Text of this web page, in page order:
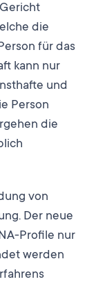
die
für das
kann nur
und
Person
die
von
Der neue
Profile nur
werden